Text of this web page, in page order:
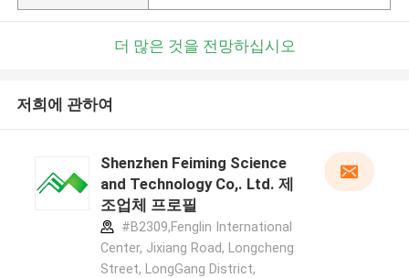
더 많은 것을 전망하십시오
저희에 관하여
Shenzhen Feiming Science
and Technology Co,. Ltd. 제
조업체 프로필
#B2309,Fenglin International
Center, Jixiang Road, Longcheng
Street, LongGang District,